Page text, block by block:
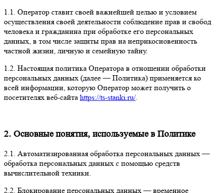
1.1. Оператор ставит своей важнейшей целью и условием
осуществления своей деятельности соблюдение прав и свобод
человека и гражданина при обработке его персональных
данных, в том числе защиты прав на неприкосновенность
частной жизни, личную и семейную тайну.
1.2. Настоящая политика Оператора в отношении обработки
персональных данных (далее — Политика) применяется ко
всей информации, которую Оператор может получить о
посетителях веб-сайта https://ts-stanki.ru/.
2. Основные понятия, используемые в Политике
2.1. Автоматизированная обработка персональных данных —
обработка персональных данных с помощью средств
вычислительной техники.
2.2. Блокирование персональных данных — временное